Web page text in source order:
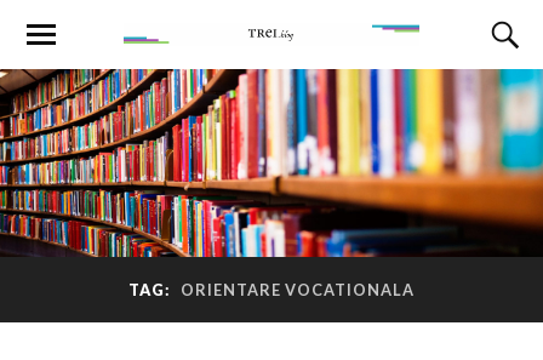
TAG: ORIENTARE VOCATIONALA